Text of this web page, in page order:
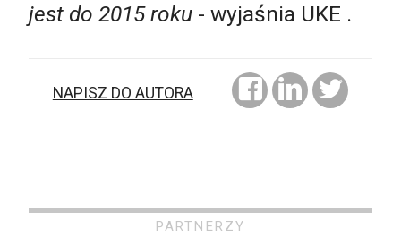
jest do 2015 roku - wyjaśnia UKE .
NAPISZ DO AUTORA
PARTNERZY